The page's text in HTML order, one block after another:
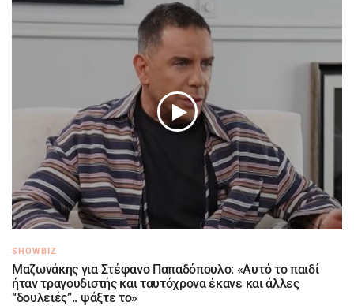
SHOWBIZ
Μαζωνάκης για Στέφανο Παπαδόπουλο: «Αυτό το παιδί
ήταν τραγουδιστής και ταυτόχρονα έκανε και άλλες
“δουλειές”.. ψάξτε το»